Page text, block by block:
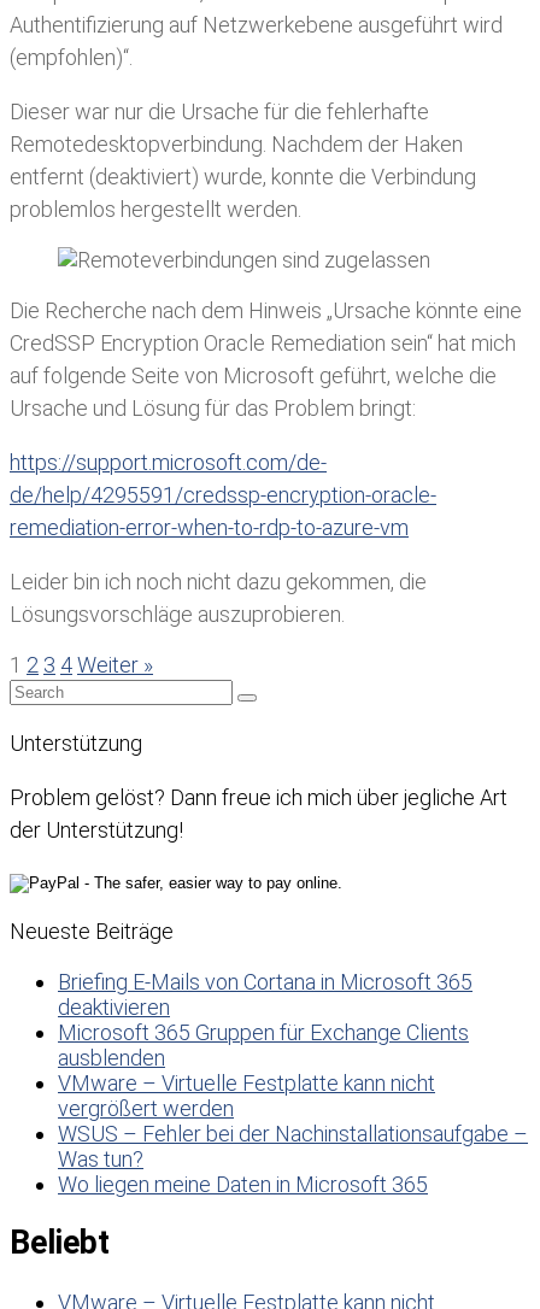
Authentifizierung auf Netzwerkebene ausgeführt wird
(empfohlen)“.
Dieser war nur die Ursache für die fehlerhafte
Remotedesktopverbindung. Nachdem der Haken
entfernt (deaktiviert) wurde, konnte die Verbindung
problemlos hergestellt werden.
Die Recherche nach dem Hinweis „Ursache könnte eine
CredSSP Encryption Oracle Remediation sein“ hat mich
auf folgende Seite von Microsoft geführt, welche die
Ursache und Lösung für das Problem bringt:
https://support.microsoft.com/de-
de/help/4295591/credssp-encryption-oracle-
remediation-error-when-to-rdp-to-azure-vm
Leider bin ich noch nicht dazu gekommen, die
Lösungsvorschläge auszuprobieren.
1 2 3 4Weiter »
Unterstützung
Problem gelöst? Dann freue ich mich über jegliche Art
der Unterstützung!
Neueste Beiträge
Briefing E-Mails von Cortana in Microsoft 365
deaktivieren
Microsoft 365 Gruppen für Exchange Clients
ausblenden
VMware – Virtuelle Festplatte kann nicht
vergrößert werden
WSUS – Fehler bei der Nachinstallationsaufgabe –
Was tun?
Wo liegen meine Daten in Microsoft 365
Beliebt
VMware – Virtuelle Festplatte kann nicht